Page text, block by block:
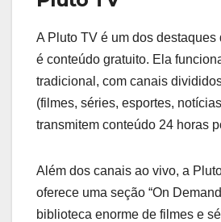
A Pluto TV é um dos destaques
é conteúdo gratuito. Ela
tradicional, com canais
(filmes, séries, esportes,
transmitem conteúdo 24 horas
Além dos canais ao vivo, a
oferece uma seção “On
biblioteca enorme de filmes e